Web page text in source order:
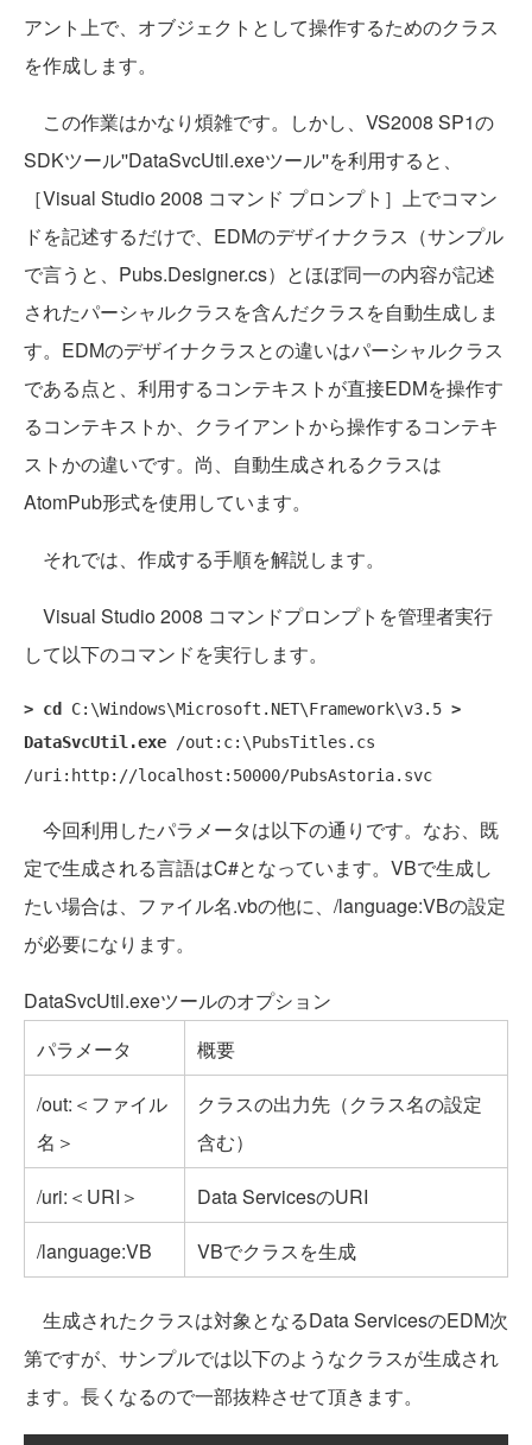
アント上で、オブジェクトとして操作するためのクラス
を作成します。
この作業はかなり煩雑です。しかし、VS2008 SP1の
SDKツール''DataSvcUtil.exeツール''を利用すると、
［Visual Studio 2008 コマンド プロンプト］上でコマン
ドを記述するだけで、EDMのデザイナクラス（サンプル
で言うと、Pubs.Designer.cs）とほぼ同一の内容が記述
されたパーシャルクラスを含んだクラスを自動生成しま
す。EDMのデザイナクラスとの違いはパーシャルクラス
である点と、利用するコンテキストが直接EDMを操作す
るコンテキストか、クライアントから操作するコンテキ
ストかの違いです。尚、自動生成されるクラスは
AtomPub形式を使用しています。
それでは、作成する手順を解説します。
Visual Studio 2008 コマンドプロンプトを管理者実行
して以下のコマンドを実行します。
> cd C:\Windows\Microsoft.NET\Framework\v3.5 >
DataSvcUtil.exe /out:c:\PubsTitles.cs
今回利用したパラメータは以下の通りです。なお、既
定で生成される言語はC#となっています。VBで生成し
たい場合は、ファイル名.vbの他に、/language:VBの設定
が必要になります。
DataSvcUtil.exeツールのオプション
パラメータ
概要
/out:＜ファイル
名＞
クラスの出力先（クラス名の設定
含む）
/uri:＜URI＞
Data ServicesのURI
/language:VB
VBでクラスを生成
生成されたクラスは対象となるData ServicesのEDM次
第ですが、サンプルでは以下のようなクラスが生成され
ます。長くなるので一部抜粋させて頂きます。